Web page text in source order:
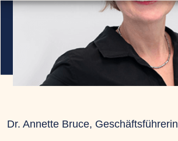
Dr. Annette Bruce, Geschäftsführerin